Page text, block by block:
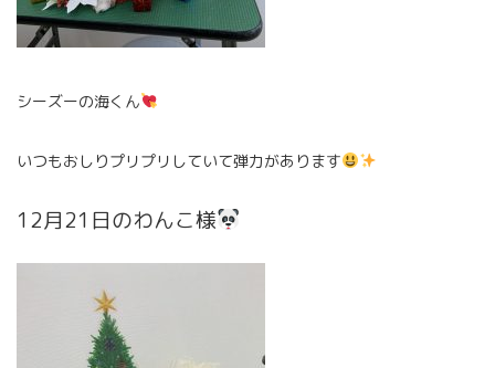
シーズーの海くん
いつもおしりプリプリしていて弾力があります
12月21日のわんこ様